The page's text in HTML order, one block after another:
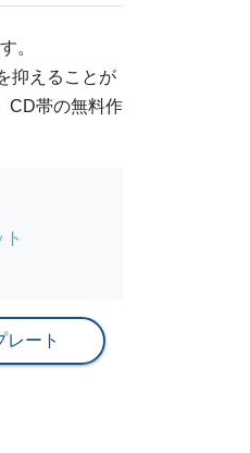
。
抑えることが
CD帯の無料作
レート